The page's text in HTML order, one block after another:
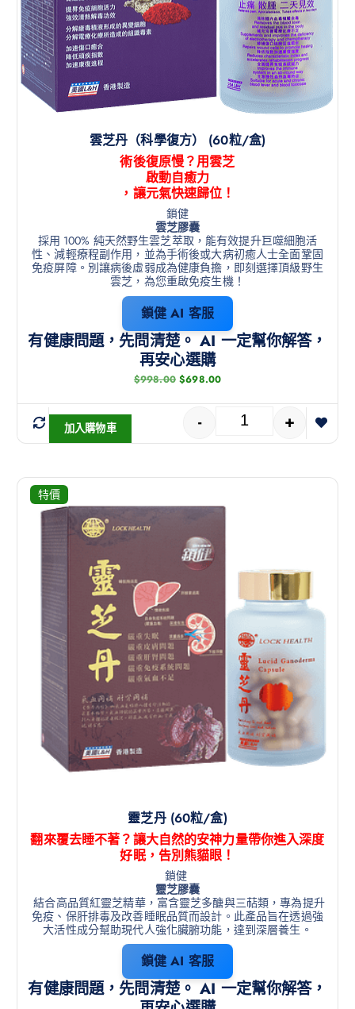
雲芝丹（科學復方） (60粒/盒)
術後復原慢？用雲芝
啟動自癒力
，讓元氣快速歸位！
鎖健
雲芝膠囊
採用 100% 純天然野生雲芝萃取，能有效提升巨噬細胞活
性、減輕療程副作用，並為手術後或大病初癒人士全面鞏固
免疫屏障。別讓病後虛弱成為健康負擔，即刻選擇頂級野生
雲芝，為您重啟免疫生機！
鎖健 AI 客服
有健康問題，先問清楚。 AI 一定幫你解答，
再安心選購
$998.00 $698.00
- +
加入購物車
特價
靈芝丹 (60粒/盒)
翻來覆去睡不著？讓大自然的安神力量帶你進入深度
好眠，告別熊貓眼！
鎖健
靈芝膠囊
結合高品質紅靈芝精華，富含靈芝多醣與三萜類，專為提升
免疫、保肝排毒及改善睡眠品質而設計 。此產品旨在透過強
大活性成分幫助現代人強化臟腑功能，達到深層養生。
鎖健 AI 客服
有健康問題，先問清楚。 AI 一定幫你解答，